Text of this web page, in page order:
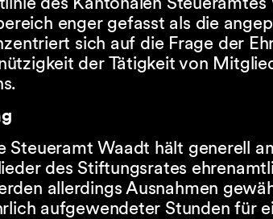
enger gefasst als die
sich auf die Frage der
der Tätigkeit von
Steueramt Waadt hält generell
des Stiftungsrates
allerdings Ausnahmen
aufgewendeter Stunden für